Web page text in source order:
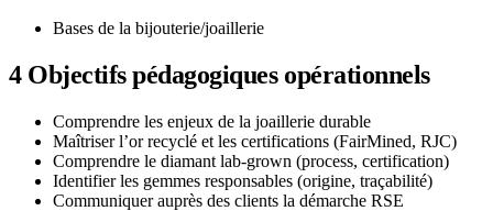
Bases de la bijouterie/joaillerie
4Objectifs pédagogiques opérationnels
Comprendre les enjeux de la joaillerie durable
Maîtriser l’or recyclé et les certifications (FairMined, RJC)
Comprendre le diamant lab-grown (process, certification)
Identifier les gemmes responsables (origine, traçabilité)
Communiquer auprès des clients la démarche RSE